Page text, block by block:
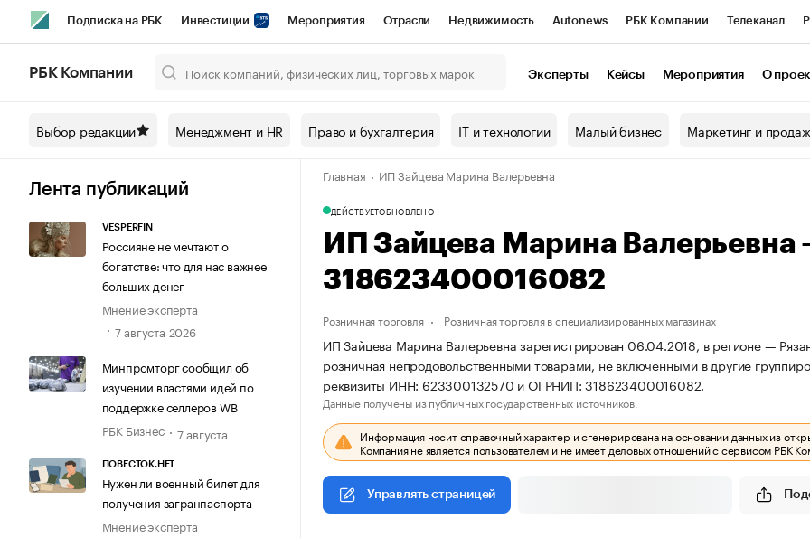
Подписка на РБК Инвестиции Мероприятия Отрасли Недвижимость Autonews РБК Компании Телеканал
Спецпроекты СПб Конференции СПб Спецпроекты Проверка контрагентов
Технологии и медиа Рынок наличной валюты
РБК Компании Эксперты Кейсы Мероприятия О
Выбор редакции Менеджмент и HR Право и бухгалтерия IT и технологии Малый бизнес Маркетинг и
Лента публикаций
VESPERFIN
Россияне не мечтают о
богатстве: что для нас важнее
больших денег
Мнение эксперта
7 августа 2026
Минпромторг сообщил об
изучении властями идей по
поддержке селлеров WB
РБК Бизнес
7 августа
ПОВЕСТОК.НЕТ
Нужен ли военный билет для
получения загранпаспорта
Мнение эксперта
Главная ИП Зайцева Марина Валерьевна
ДЕЙСТВУЕТОБНОВЛЕНО
ИП Зайцева Марина
318623400016082
Розничная торговля Розничная торговля в специализированных магазинах
ИП Зайцева Марина Валерьевна зарегистрирован 06.04.2018, в регионе —
розничная непродовольственными товарами, не включенными в другие
реквизиты ИНН: 623300132570 и ОГРНИП: 318623400016082.
Данные получены из публичных государственных источников.
Информация носит справочный характер и сгенерирована на основании данных из
Компания не является пользователем и не имеет деловых отношений с сервисом РБК
Управлять страницей